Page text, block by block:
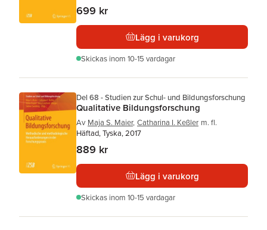
699 kr
Lägg i varukorg
Skickas inom 10-15 vardagar
Del 68 - Studien zur Schul- und Bildungsforschung
Qualitative Bildungsforschung
Av Maja S. Maier, Catharina I. Keßler m. fl.
Häftad, Tyska, 2017
889 kr
Lägg i varukorg
Skickas inom 10-15 vardagar